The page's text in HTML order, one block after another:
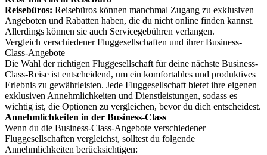
Reisebüros: Reisebüros können manchmal Zugang zu exklusiven
Angeboten und Rabatten haben, die du nicht online finden kannst.
Allerdings können sie auch Servicegebühren verlangen.
Vergleich verschiedener Fluggesellschaften und ihrer Business-
Class-Angebote
Die Wahl der richtigen Fluggesellschaft für deine nächste Business-
Class-Reise ist entscheidend, um ein komfortables und produktives
Erlebnis zu gewährleisten. Jede Fluggesellschaft bietet ihre eigenen
exklusiven Annehmlichkeiten und Dienstleistungen, sodass es
wichtig ist, die Optionen zu vergleichen, bevor du dich entscheidest.
Annehmlichkeiten in der Business-Class
Wenn du die Business-Class-Angebote verschiedener
Fluggesellschaften vergleichst, solltest du folgende
Annehmlichkeiten berücksichtigen: